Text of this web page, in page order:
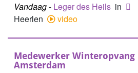
Vandaag- Leger des Heils in
Heerlen
video
Medewerker Winteropvang |
Amsterdam